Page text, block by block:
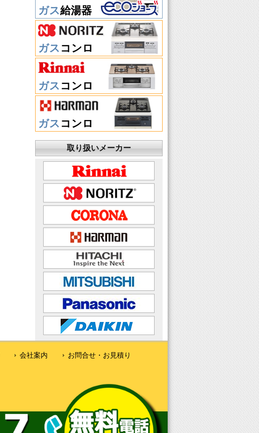
ガス給湯器
ガス コンロ
ガス コンロ
ガス コンロ
取り扱いメーカー
会社案内
お問合せ・お見積り